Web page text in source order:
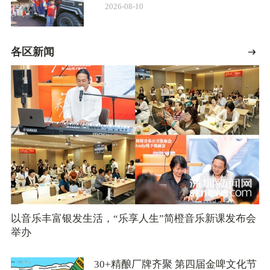
2026-08-10
各区新闻
以音乐丰富银发生活，“乐享人生”简橙音乐新课发布会
举办
30+精酿厂牌齐聚 第四届金啤文化节